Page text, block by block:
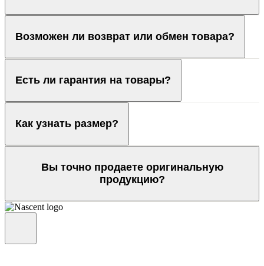
Возможен ли возврат или обмен товара?
Есть ли гарантия на товары?
Как узнать размер?
Вы точно продаете оригинальную
продукцию?